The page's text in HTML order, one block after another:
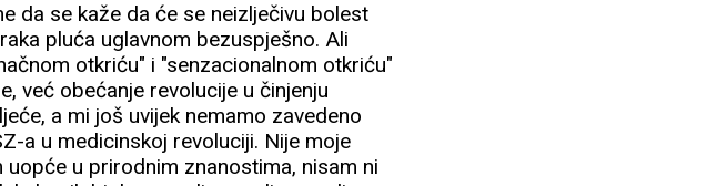
da se kaže da će se neizlječivu bolest
pluća uglavnom bezuspješno. Ali
otkriću" i "senzacionalnom otkriću"
već obećanje revolucije u činjenju
a mi još uvijek nemamo zavedeno
a u medicinskoj revoluciji. Nije moje
u prirodnim znanostima, nisam ni